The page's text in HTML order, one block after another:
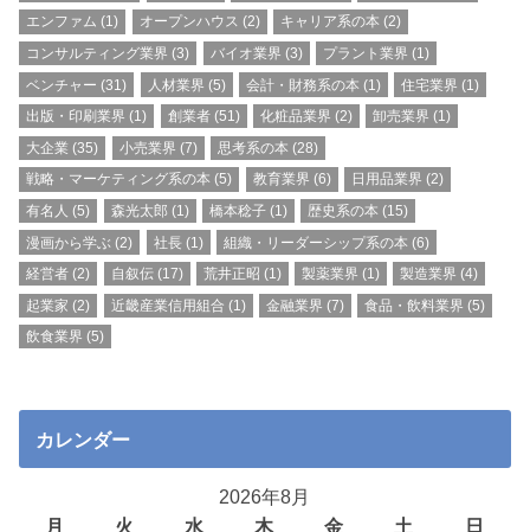
エンファム (1) オープンハウス (2) キャリア系の本 (2)
コンサルティング業界 (3) バイオ業界 (3) プラント業界 (1)
ベンチャー (31) 人材業界 (5) 会計・財務系の本 (1) 住宅業界 (1)
出版・印刷業界 (1) 創業者(51) 化粧品業界 (2) 卸売業界 (1)
大企業 (35) 小売業界 (7) 思考系の本 (28)
戦略・マーケティング系の本 (5) 教育業界 (6) 日用品業界 (2)
有名人 (5) 森光太郎 (1) 橋本稔子(1) 歴史系の本 (15)
漫画から学ぶ (2) 社長(1) 組織・リーダーシップ系の本 (6)
経営者 (2) 自叙伝(17) 荒井正昭 (1) 製薬業界 (1) 製造業界 (4)
起業家 (2) 近畿産業信用組合 (1) 金融業界 (7) 食品・飲料業界 (5)
飲食業界 (5)
カレンダー
2026年8月
月
火 水 木 金 土
日